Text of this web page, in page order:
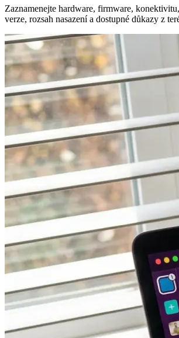
Zaznamenejte hardware, firmware,
verze, rozsah nasazení a dostupné důkazy z